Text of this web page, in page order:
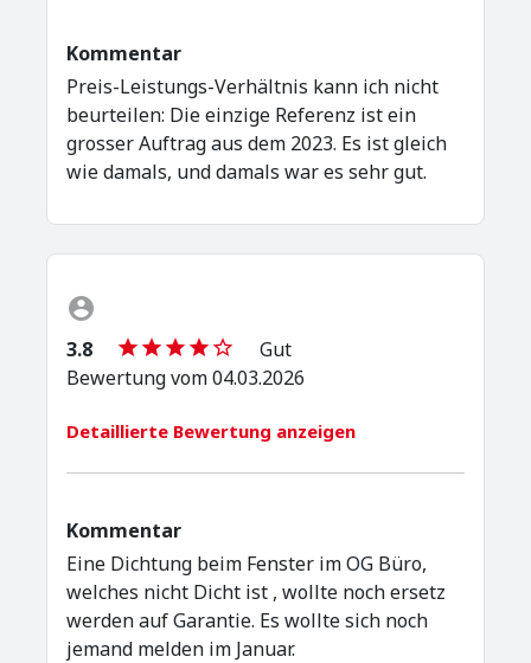
Kommentar
Preis-Leistungs-Verhältnis kann ich nicht
beurteilen: Die einzige Referenz ist ein
grosser Auftrag aus dem 2023. Es ist gleich
wie damals, und damals war es sehr gut.
3.8
Gut
Bewertung vom 04.03.2026
Detaillierte Bewertung anzeigen
Kommentar
Eine Dichtung beim Fenster im OG Büro,
welches nicht Dicht ist , wollte noch ersetz
werden auf Garantie. Es wollte sich noch
jemand melden im Januar.